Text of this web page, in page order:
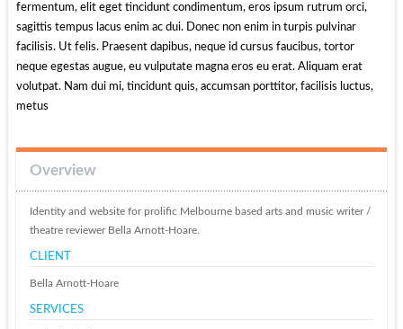
fermentum, elit eget tincidunt condimentum, eros ipsum rutrum orci,
sagittis tempus lacus enim ac dui. Donec non enim in turpis pulvinar
facilisis. Ut felis. Praesent dapibus, neque id cursus faucibus, tortor
neque egestas augue, eu vulputate magna eros eu erat. Aliquam erat
volutpat. Nam dui mi, tincidunt quis, accumsan porttitor, facilisis luctus,
metus
Overview
Identity and website for prolific Melbourne based arts and music writer /
theatre reviewer Bella Arnott-Hoare.
CLIENT
Bella Arnott-Hoare
SERVICES